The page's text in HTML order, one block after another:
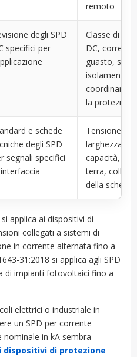
remoto
degli SPD
specifici per
Classe di
DC, corrente
guasto,
isolamento,
la
e schede
degli SPD
segnali specifici
Tensione
larghezza di
capacità,
terra,
della
applica ai dispositivi di
collegati a sistemi di
in corrente alternata fino a
31:2018 si applica agli SPD
di impianti fotovoltaici fino a
elettrici o industriale in
un SPD per corrente
in kA sembra
dispositivi di protezione